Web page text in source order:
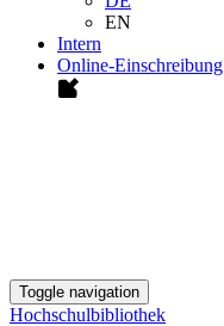
EN
Intern
Online-Einschreibung
Toggle navigation
Hochschulbibliothek